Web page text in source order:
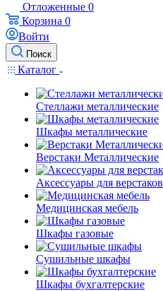
Отложенные 0
Корзина 0
Войти
Поиск
Каталог
Стеллажи металлические
Шкафы металлические
Верстаки Металлические
Аксессуары для верстаков
Медицинская мебель
Шкафы газовые
Сушильные шкафы
Шкафы бухгалтерские